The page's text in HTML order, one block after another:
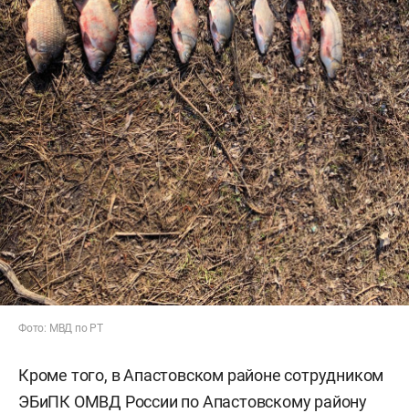
Фото: МВД по РТ
Кроме того, в Апастовском районе сотрудником
ЭБиПК ОМВД России по Апастовскому району